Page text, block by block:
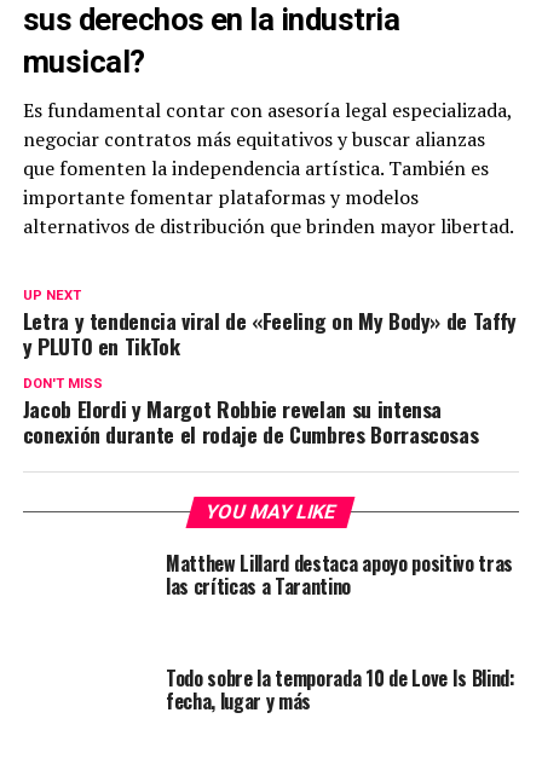
sus derechos en la industria
musical?
Es fundamental contar con asesoría legal especializada,
negociar contratos más equitativos y buscar alianzas
que fomenten la independencia artística. También es
importante fomentar plataformas y modelos
alternativos de distribución que brinden mayor libertad.
UP NEXT
Letra y tendencia viral de «Feeling on My Body» de Taffy
y PLUTO en TikTok
DON'T MISS
Jacob Elordi y Margot Robbie revelan su intensa
conexión durante el rodaje de Cumbres Borrascosas
YOU MAY LIKE
Matthew Lillard destaca apoyo positivo tras
las críticas a Tarantino
Todo sobre la temporada 10 de Love Is Blind:
fecha, lugar y más